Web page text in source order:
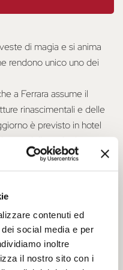
contenuti ed
social media e per
inoltre
il nostro sito con i
di magia e si anima
rendono unico uno dei
a Ferrara assume il
rinascimentali e delle
è previsto in hotel
della città, dove
un’esperienza
nel cuore della
anche in orario serale,
ancora più